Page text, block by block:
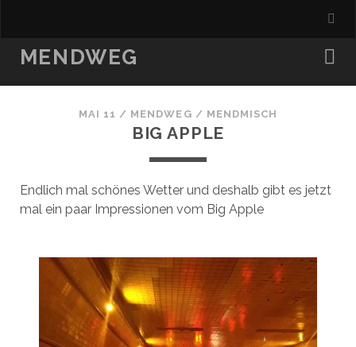
MENDWEG
MAI 11 / MENDWEG / MENDMISCH
BIG APPLE
Endlich mal schönes Wetter und deshalb gibt es jetzt
mal ein paar Impressionen vom Big Apple